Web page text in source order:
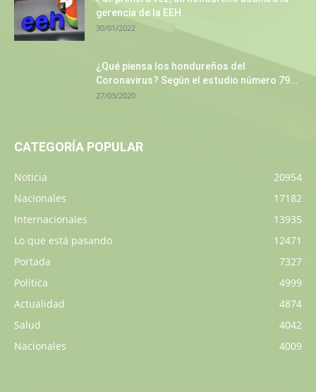
gerencia de la EEH
30/01/2022
¿Qué piensa los hondureños del
Coronavirus? Según el estudio número 79...
27/03/2020
CATEGORÍA POPULAR
Noticia
20954
Nacionales
17182
Internacionales
13935
Lo que está pasando
12471
Portada
7327
Política
4999
Actualidad
4874
Salud
4042
Nacionales
4009